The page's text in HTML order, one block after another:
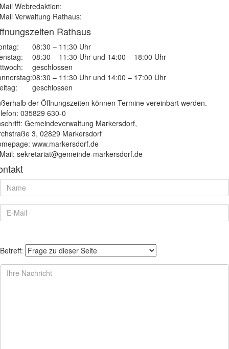
Webredaktion:
Verwaltung Rathaus:
Rathaus
08:30 – 11:30 Uhr
08:30 – 11:30 Uhr und 14:00 – 18:00 Uhr
geschlossen
08:30 – 11:30 Uhr und 14:00 – 17:00 Uhr
geschlossen
der Öffnungszeiten können Termine vereinbart werden.
035829 630-0
Gemeindeverwaltung Markersdorf,
3, 02829 Markersdorf
www.markersdorf.de
sekretariat@gemeinde-markersdorf.de
Betreff: